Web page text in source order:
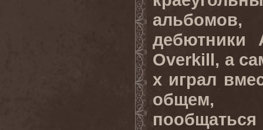
дебютники
Overkill, а
х играл
общем,